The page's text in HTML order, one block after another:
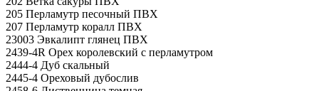
205 Перламутр песочный ПВХ
207 Перламутр коралл ПВХ
23003 Эвкалипт глянец ПВХ
2439-4R Орех королевский с перламутром
2444-4 Дуб скальный
2445-4 Ореховый дубослив